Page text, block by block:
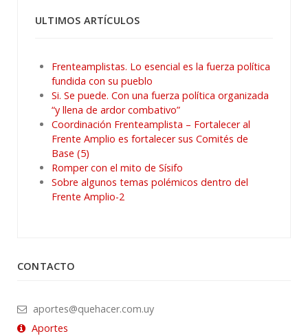
ULTIMOS ARTÍCULOS
Frenteamplistas. Lo esencial es la fuerza política
fundida con su pueblo
Si. Se puede. Con una fuerza política organizada
“y llena de ardor combativo”
Coordinación Frenteamplista – Fortalecer al
Frente Amplio es fortalecer sus Comités de
Base (5)
Romper con el mito de Sísifo
Sobre algunos temas polémicos dentro del
Frente Amplio-2
CONTACTO
aportes@quehacer.com.uy
Aportes